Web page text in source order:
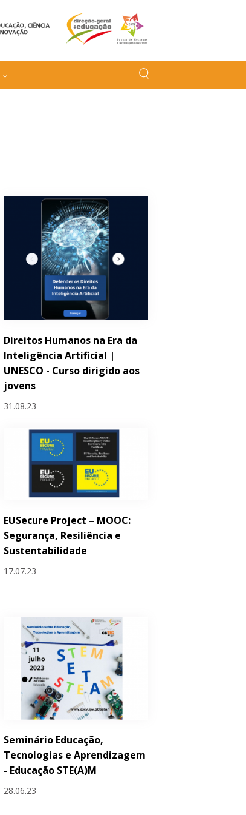
Direitos Humanos na Era da
Inteligência Artificial |
UNESCO - Curso dirigido aos
jovens
31.08.23
EUSecure Project – MOOC:
Segurança, Resiliência e
Sustentabilidade
17.07.23
Seminário Educação,
Tecnologias e Aprendizagem
- Educação STE(A)M
28.06.23